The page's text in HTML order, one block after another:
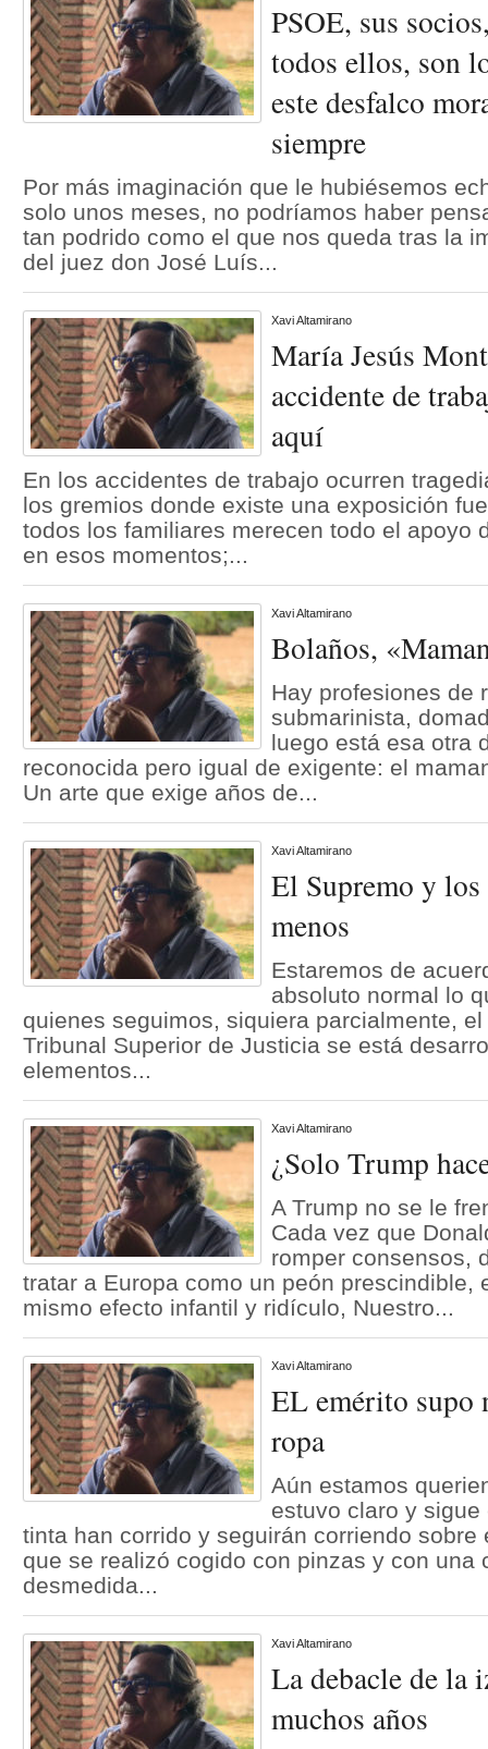
PSOE, sus
todos ellos, son
este desfalco
siempre
Por más imaginación que le hubiésemos
solo unos meses, no podríamos haber
tan podrido como el que nos queda tras la
del juez don José Luís...
Xavi Altamirano
María Jesús
accidente de
aquí
En los accidentes de trabajo ocurren
los gremios donde existe una exposición
todos los familiares merecen todo el apoyo
en esos momentos;...
Xavi Altamirano
Bolaños,
Hay profesiones
submarinista,
luego está esa otra
reconocida pero igual de exigente: el
Un arte que exige años de...
Xavi Altamirano
El Supremo y
menos
Estaremos de
absoluto normal lo
quienes seguimos, siquiera parcialmente,
Tribunal Superior de Justicia se está
elementos...
Xavi Altamirano
¿Solo Trump
A Trump no se le
Cada vez que
romper consensos,
tratar a Europa como un peón prescindible,
mismo efecto infantil y ridículo, Nuestro...
Xavi Altamirano
EL emérito supo
ropa
Aún estamos
estuvo claro y
tinta han corrido y seguirán corriendo sobre
que se realizó cogido con pinzas y con una
desmedida...
Xavi Altamirano
La debacle de la
muchos años